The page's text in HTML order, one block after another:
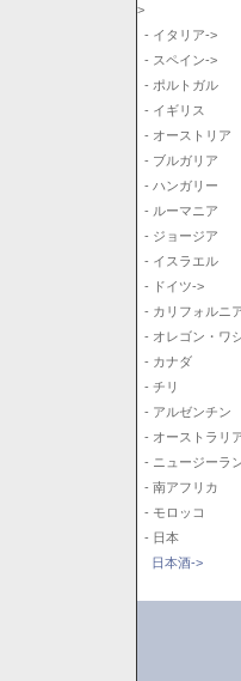
>
- イタリア->
- スペイン->
- ポルトガル
- イギリス
- オーストリア
- ブルガリア
- ハンガリー
- ルーマニア
- ジョージア
- イスラエル
- ドイツ->
- カリフォルニ
- オレゴン・ワ
- カナダ
- チリ
- アルゼンチン
- オーストラリ
- ニュージーラ
- 南アフリカ
- モロッコ
- 日本
日本酒->